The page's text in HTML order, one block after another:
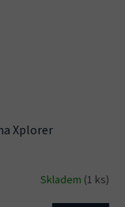
Xplorer
Skladem (1 ks)